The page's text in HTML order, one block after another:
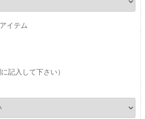
イテム
記入して下さい）